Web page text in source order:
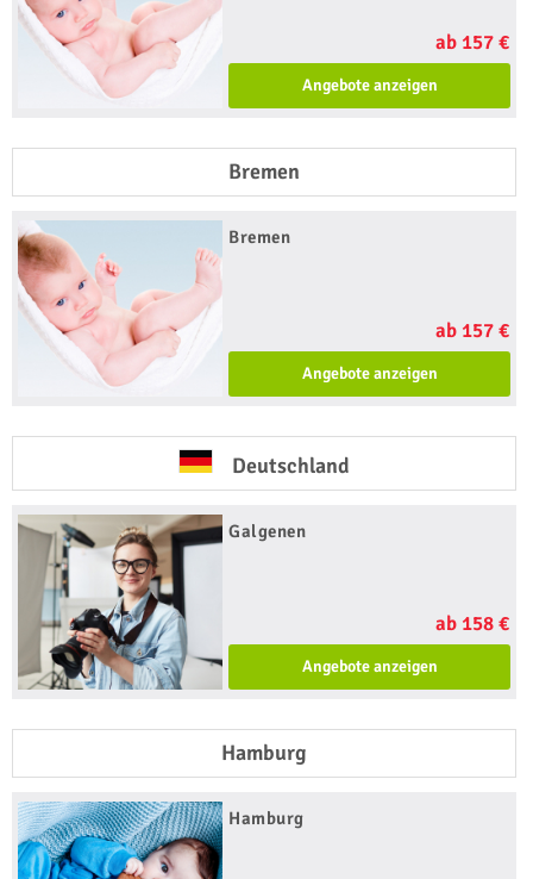
ab 157 €
Angebote anzeigen
Bremen
Bremen
ab 157 €
Angebote anzeigen
Deutschland
Galgenen
ab 158 €
Angebote anzeigen
Hamburg
Hamburg